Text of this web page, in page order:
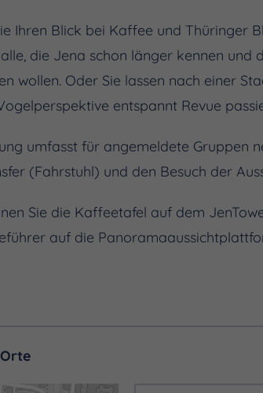
Ihren Blick bei Kaffee und Thüringer
die Jena schon länger kennen
wollen. Oder Sie lassen nach einer
entspannt Revue
umfasst für angemeldete Gruppen
(Fahrstuhl) und den Besuch der
Sie die Kaffeetafel auf dem
auf die